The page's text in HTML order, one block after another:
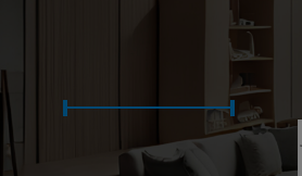
€ 60— € 70